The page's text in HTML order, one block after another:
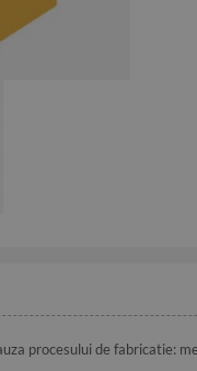
procesului de fabricatie: